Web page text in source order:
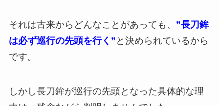
それは古来からどんなことがあっても、 ”長刀鉾
は必ず巡行の先頭を行く”と決められているから
です。
しかし長刀鉾が巡行の先頭となった具体的な理